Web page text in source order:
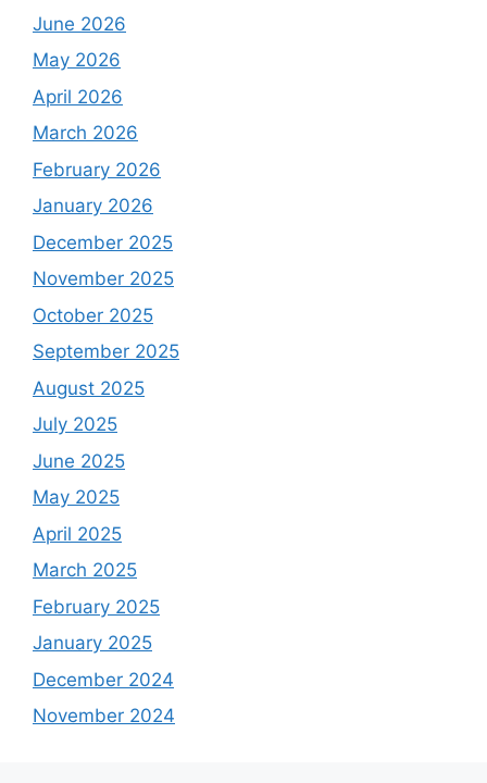
June 2026
May 2026
April 2026
March 2026
February 2026
January 2026
December 2025
November 2025
October 2025
September 2025
August 2025
July 2025
June 2025
May 2025
April 2025
March 2025
February 2025
January 2025
December 2024
November 2024